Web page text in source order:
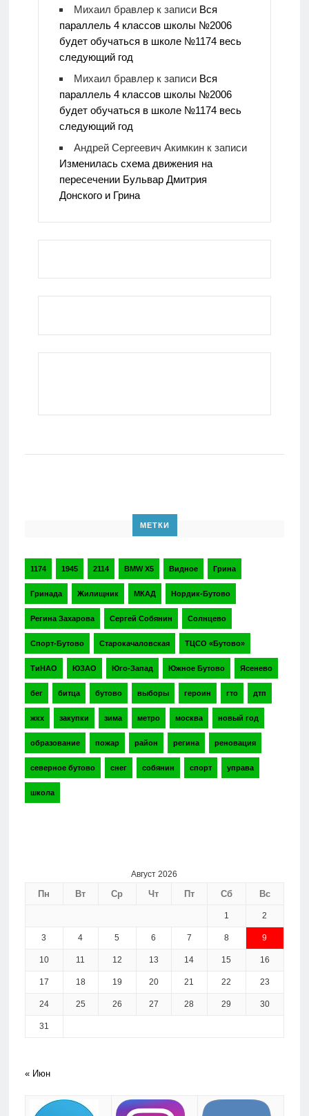
Михаил бравлерк записи Вся
параллель 4 классов школы №2006
будет обучаться в школе №1174 весь
следующий год
Михаил бравлерк записи Вся
параллель 4 классов школы №2006
будет обучаться в школе №1174 весь
следующий год
Андрей Сергеевич Акимкинк записи
Изменилась схема движения на
пересечении Бульвар Дмитрия
Донского и Грина
МЕТКИ
1174 1945 2114 BMW X5 Видное Грина
Гринада Жилищник МКАД Нордик-Бутово
Регина Захарова Сергей Собянин Солнцево
Спорт-Бутово Старокачаловская ТЦСО «Бутово»
ТиНАО ЮЗАО Юго-Запад Южное Бутово Ясенево
бег битца бутово выборы героин гто дтп
жкх закупки зима метро москва новый год
образование пожар район регина реновация
северное бутово снег собянин спорт управа
школа
Август 2026
Пн Вт Ср Чт Пт Сб Вс
1 2
3 4 5 6 7 8 9
10 11 12 13 14 15 16
17 18 19 20 21 22 23
24 25 26 27 28 29 30
31
« Июн